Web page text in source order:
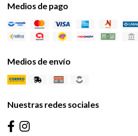
Medios de pago
Medios de envío
Nuestras redes sociales